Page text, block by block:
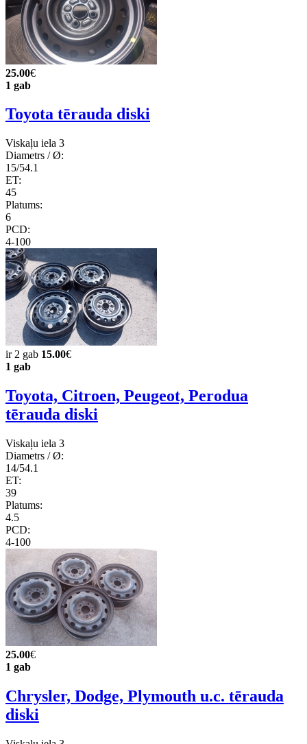
25.00€
1 gab
Toyota tērauda diski
Viskaļu iela 3
Diametrs / Ø:
15/54.1
ET:
45
Platums:
6
PCD:
4-100
ir 2 gab 15.00€
1 gab
Toyota, Citroen, Peugeot, Perodua
tērauda diski
Viskaļu iela 3
Diametrs / Ø:
14/54.1
ET:
39
Platums:
4.5
PCD:
4-100
25.00€
1 gab
Chrysler, Dodge, Plymouth u.c. tērauda
diski